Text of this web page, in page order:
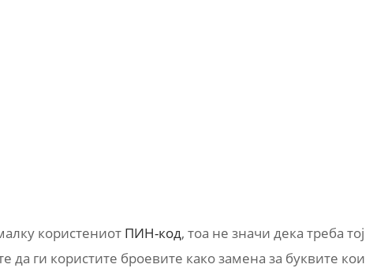
користениот ПИН-код, тоа не значи дека треба тој
да ги користите броевите како замена за буквите кои